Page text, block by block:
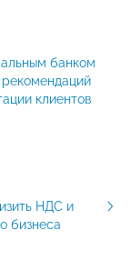
банком
клиентов
НДС и
бизнеса